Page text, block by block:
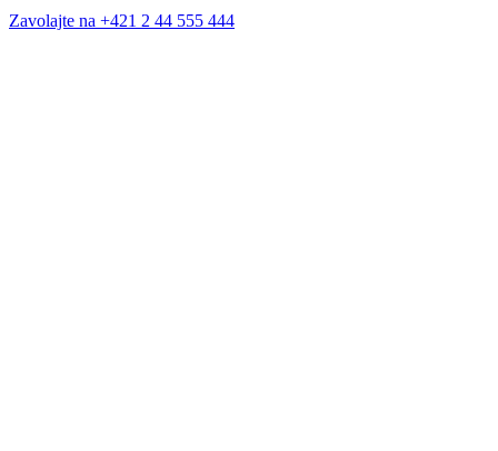
Zavolajte na +421 2 44 555 444